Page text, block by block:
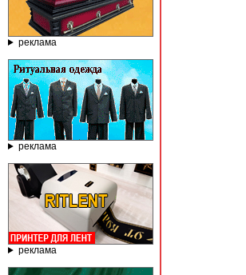
реклама
реклама
реклама